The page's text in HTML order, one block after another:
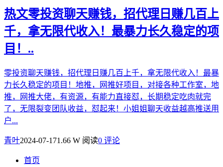
热文零投资聊天赚钱，招代理日赚几百上
千，拿无限代收入！最暴力长久稳定的项
目！..
零投资聊天赚钱，招代理日赚几百上千，拿无限代收入！最暴
力长久稳定的项目！地推，网推好项目，对接各种工作室，地
推，网推大佬，有资源，有能力直接怼，长期稳定吃肉就完
了，无限裂变团队收益，怼起来！小姐姐聊天收益越高推送用
户...
青叶2024-07-171.66 W 阅读0 评论
首页